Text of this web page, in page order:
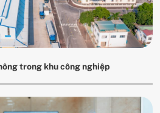
trong khu công nghiệp